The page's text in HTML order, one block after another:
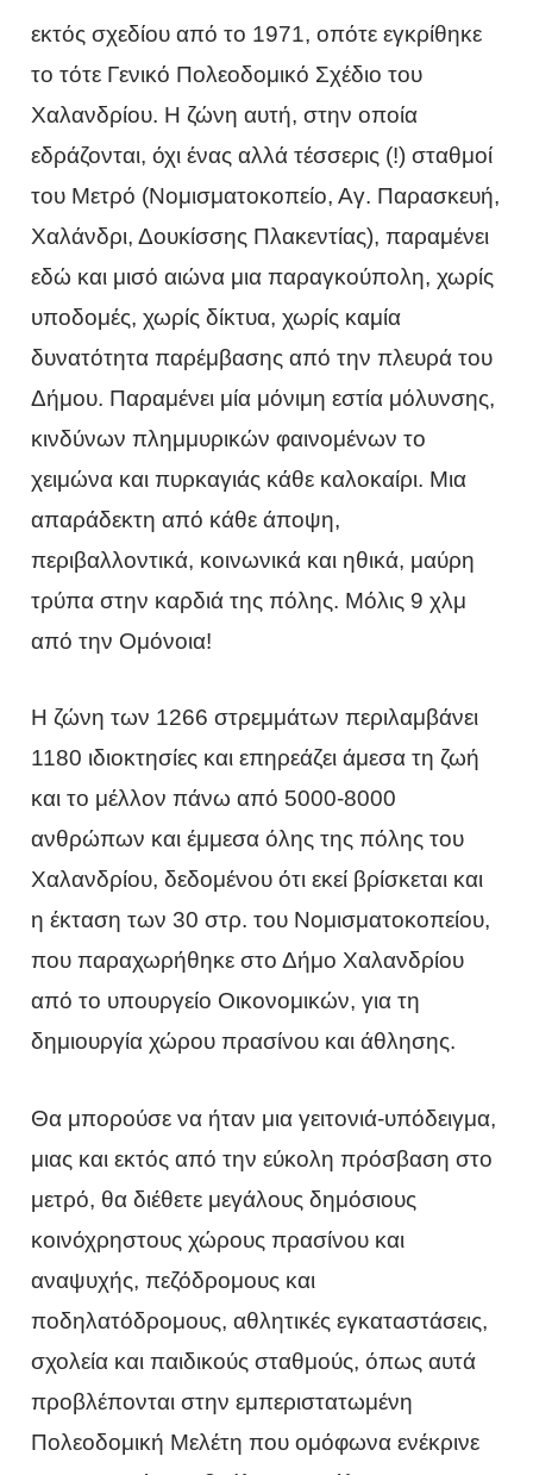
εκτός σχεδίου από το 1971, οπότε εγκρίθηκε
το τότε Γενικό Πολεοδομικό Σχέδιο του
Χαλανδρίου. Η ζώνη αυτή, στην οποία
εδράζονται, όχι ένας αλλά τέσσερις (!) σταθμοί
του Μετρό (Νομισματοκοπείο, Αγ. Παρασκευή,
Χαλάνδρι, Δουκίσσης Πλακεντίας), παραμένει
εδώ και μισό αιώνα μια παραγκούπολη, χωρίς
υποδομές, χωρίς δίκτυα, χωρίς καμία
δυνατότητα παρέμβασης από την πλευρά του
Δήμου. Παραμένει μία μόνιμη εστία μόλυνσης,
κινδύνων πλημμυρικών φαινομένων το
χειμώνα και πυρκαγιάς κάθε καλοκαίρι. Μια
απαράδεκτη από κάθε άποψη,
περιβαλλοντικά, κοινωνικά και ηθικά, μαύρη
τρύπα στην καρδιά της πόλης. Μόλις 9 χλμ
από την Ομόνοια!
Η ζώνη των 1266 στρεμμάτων περιλαμβάνει
1180 ιδιοκτησίες και επηρεάζει άμεσα τη ζωή
και το μέλλον πάνω από 5000-8000
ανθρώπων και έμμεσα όλης της πόλης του
Χαλανδρίου, δεδομένου ότι εκεί βρίσκεται και
η έκταση των 30 στρ. του Νομισματοκοπείου,
που παραχωρήθηκε στο Δήμο Χαλανδρίου
από το υπουργείο Οικονομικών, για τη
δημιουργία χώρου πρασίνου και άθλησης.
Θα μπορούσε να ήταν μια γειτονιά-υπόδειγμα,
μιας και εκτός από την εύκολη πρόσβαση στο
μετρό, θα διέθετε μεγάλους δημόσιους
κοινόχρηστους χώρους πρασίνου και
αναψυχής, πεζόδρομους και
ποδηλατόδρομους, αθλητικές εγκαταστάσεις,
σχολεία και παιδικούς σταθμούς, όπως αυτά
προβλέπονται στην εμπεριστατωμένη
Πολεοδομική Μελέτη που ομόφωνα ενέκρινε